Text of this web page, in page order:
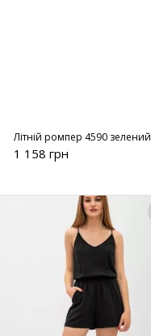
Літній ромпер 4590 зелений
1 158 грн